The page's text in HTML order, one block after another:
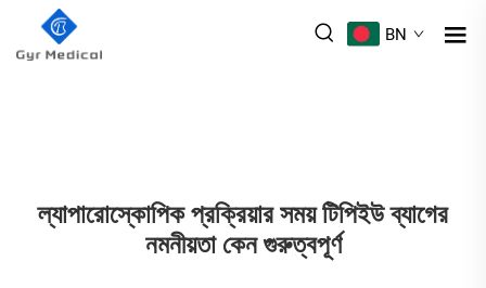
BN
ল্যাপারোস্কোপিক প্রক্রিয়ার সময় টিপিইউ ব্যাগের
নমনীয়তা কেন গুরুত্বপূর্ণ